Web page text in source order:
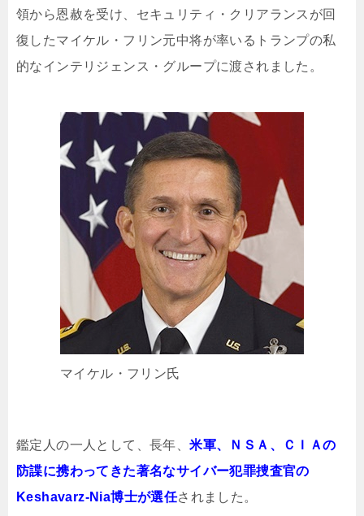
領から恩赦を受け、セキュリティ・クリアランスが回
復したマイケル・フリン元中将が率いるトランプの私
的なインテリジェンス・グループに渡されました。
マイケル・フリン氏
鑑定人の一人として、長年、米軍、ＮＳＡ、ＣＩＡの
防諜に携わってきた著名なサイバー犯罪捜査官の
Keshavarz-Nia博士が選任されました。